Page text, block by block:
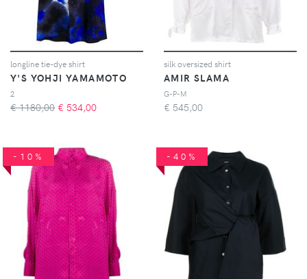
longline tie-dye shirt
Y'S YOHJI YAMAMOTO
2
€ 1180,00 € 534,00
silk oversized shirt
AMIR SLAMA
G-P-M
€ 545,00
-10% -40%